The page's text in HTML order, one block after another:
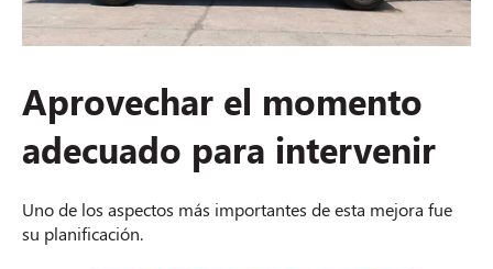
Aprovechar el momento
adecuado para intervenir
Uno de los aspectos más importantes de esta mejora fue
su planificación.